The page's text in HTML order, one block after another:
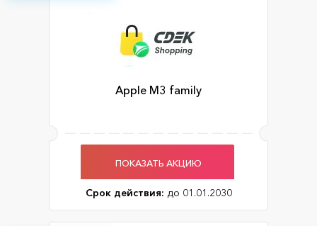
Apple M3 family
ПОКАЗАТЬ АКЦИЮ
Срок действия: до 01.01.2030